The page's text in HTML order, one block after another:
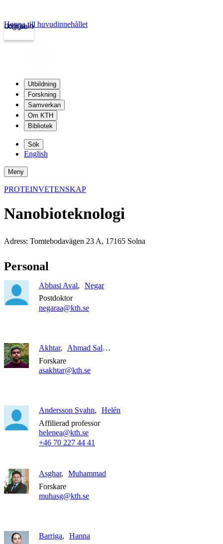
kth.se
Logga in
Hoppa till huvudinnehållet
Utbildning
Forskning
Samverkan
Om KTH
Bibliotek
Sök
English
Meny
PROTEINVETENSKAP
Nanobioteknologi
Adress: Tomtebodavägen 23 A, 17165 Solna
Personal
Abbasi Aval
Negar
Postdoktor
negaraa@kth.se
Akhtar
Ahmad Saleem
Forskare
asakhtar@kth.se
Andersson Svahn
Helén
Affilierad professor
helenea@kth.se
+46 70 227 44 41
Asghar
Muhammad
Forskare
muhasg@kth.se
Barriga
Hanna